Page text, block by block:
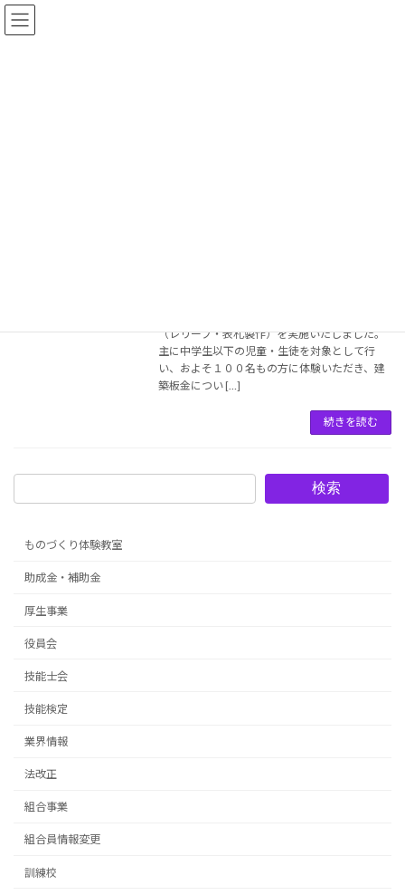
コ
ン
ナ
ビ
（レリーフ・表札製作）を実施いたしました。
主に中学生以下の児童・生徒を対象として行
い、およそ１００名もの方に体験いただき、建
築板金につい […]
続きを読む
検索
ものづくり体験教室
助成金・補助金
厚生事業
役員会
技能士会
技能検定
業界情報
法改正
組合事業
組合員情報変更
訓練校